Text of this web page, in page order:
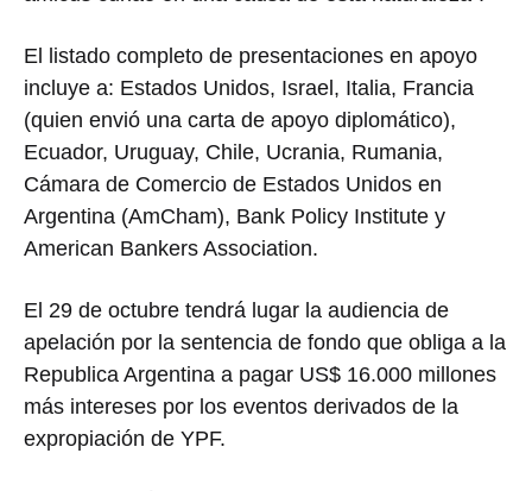
El listado completo de presentaciones en apoyo
incluye a: Estados Unidos, Israel, Italia, Francia
(quien envió una carta de apoyo diplomático),
Ecuador, Uruguay, Chile, Ucrania, Rumania,
Cámara de Comercio de Estados Unidos en
Argentina (AmCham), Bank Policy Institute y
American Bankers Association.
El 29 de octubre tendrá lugar la audiencia de
apelación por la sentencia de fondo que obliga a la
Republica Argentina a pagar US$ 16.000 millones
más intereses por los eventos derivados de la
expropiación de YPF.